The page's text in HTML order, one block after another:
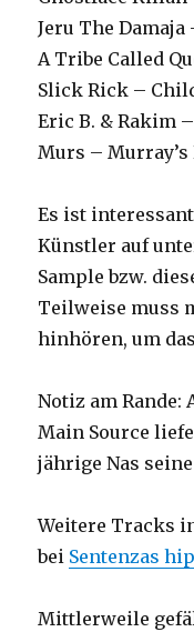
Jeru The
A Tribe Called
Slick Rick –
Eric B. & Rakim
Murs – Murray’s
Es ist
Künstler auf
Sample bzw.
Teilweise muss
hinhören, um
Notiz am Rande:
Main Source
jährige Nas
Weitere Tracks
bei Sentenzas
Mittlerweile